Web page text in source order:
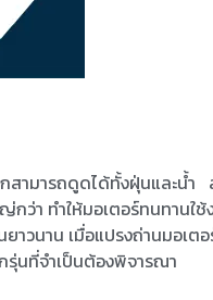
กสามารถดูดได้ทั้งฝุ่นและ
า ทำให้มอเตอร์ทนทานใช้
ยาวนาน เมื่อแปรงถ่านมอเ
รุ่นที่จำเป็นต้องพิจารณา